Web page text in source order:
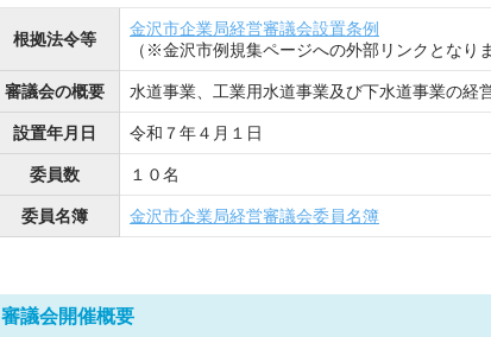
根拠法令等
金沢市企業局経営審議会設置条例
（※金沢市例規集ページへの外部リンクとなりま
審議会の概要 水道事業、工業用水道事業及び下水道事業の経
設置年月日 令和７年４月１日
委員数 １０名
委員名簿 金沢市企業局経営審議会委員名簿
審議会開催概要